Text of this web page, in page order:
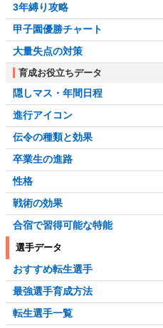
3年縛り攻略
甲子園優勝チャート
大量失点の対策
育成お役立ちデータ
隠しマス・年間日程
進行アイコン
伝令の種類と効果
卒業生の進路
性格
戦術の効果
合宿で習得可能な特能
選手データ
おすすめ転生選手
最強選手育成方法
転生選手一覧